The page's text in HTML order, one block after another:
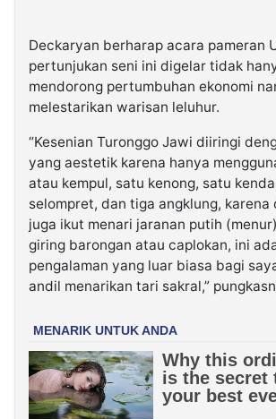
Deckaryan berharap acara pameran
pertunjukan seni ini digelar tidak
mendorong pertumbuhan ekonomi
melestarikan warisan leluhur.
“Kesenian Turonggo Jawi diiringi
yang aestetik karena hanya
atau kempul, satu kenong, satu
selompret, dan tiga angklung, karena
juga ikut menari jaranan putih
giring barongan atau caplokan, ini
pengalaman yang luar biasa bagi
andil menarikan tari sakral,”